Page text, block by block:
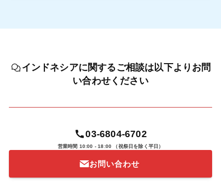
インドネシアに関するご相談は以下よりお問
い合わせください
03-6804-6702
営業時間 10:00 - 18:00 （祝祭日を除く平日）
お問い合わせ